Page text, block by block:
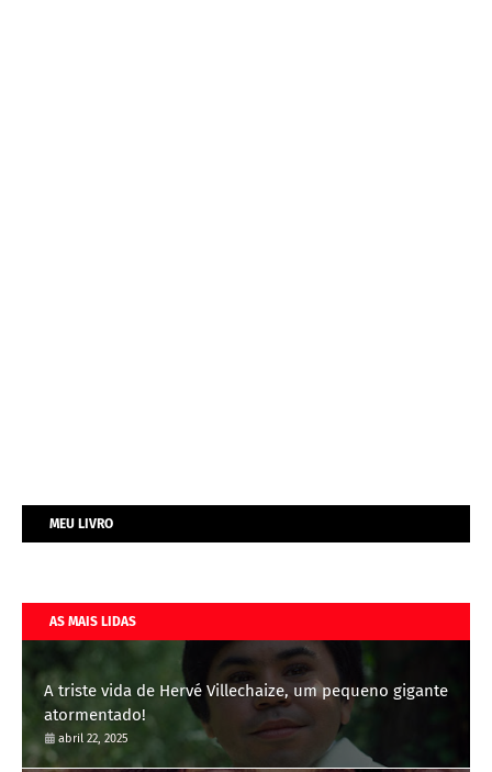
MEU LIVRO
AS MAIS LIDAS
A triste vida de Hervé Villechaize, um pequeno gigante
atormentado!
abril 22, 2025